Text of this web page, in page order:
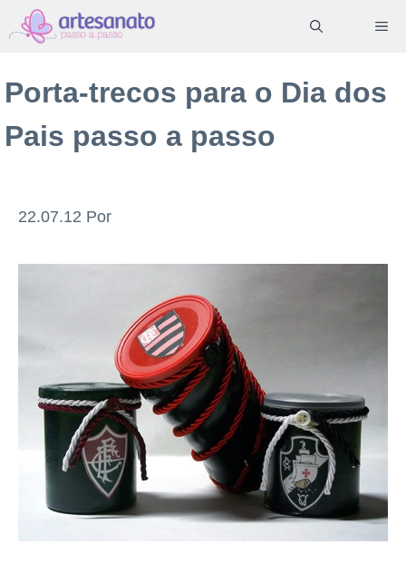
Pular
para
conteúdo
Porta-trecos para o Dia dos
Pais passo a passo
22.07.12 Por